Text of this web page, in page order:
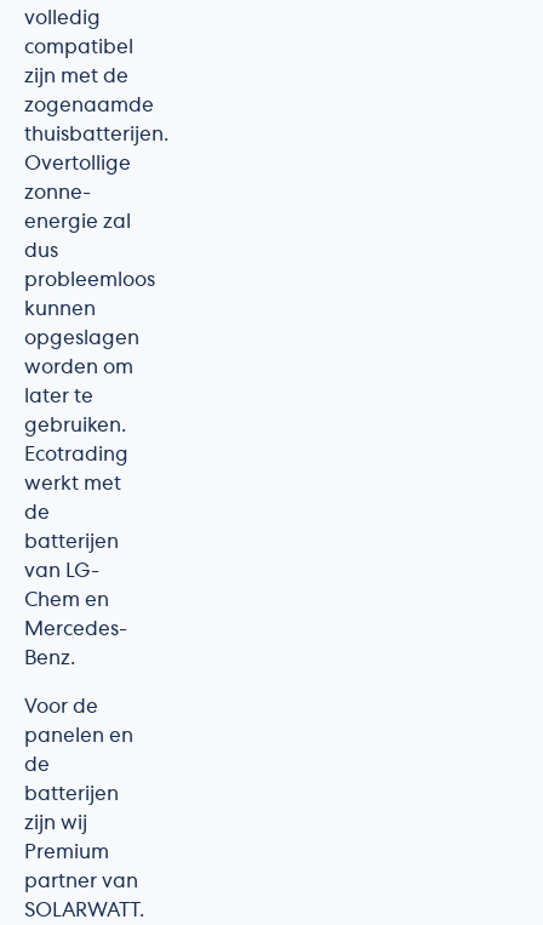
volledig
compatibel
zijn met de
zogenaamde
thuisbatterijen.
Overtollige
zonne-
energie zal
dus
probleemloos
kunnen
opgeslagen
worden om
later te
gebruiken.
Ecotrading
werkt met
de
batterijen
van LG-
Chem en
Mercedes-
Benz.
Voor de
panelen en
de
batterijen
zijn wij
Premium
partner van
SOLARWATT.